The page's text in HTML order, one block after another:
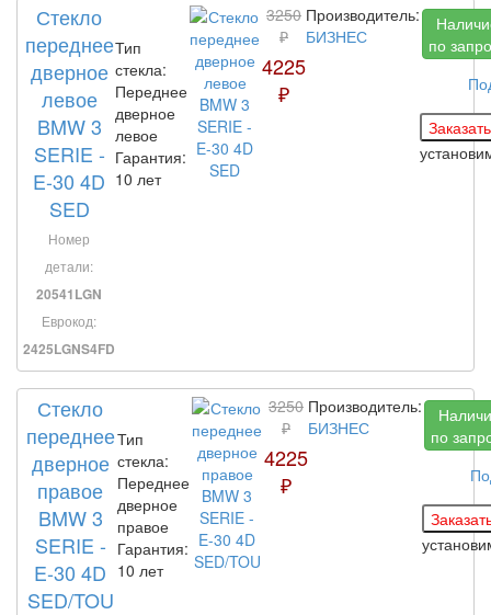
Стекло
переднее
дверное
левое
BMW 3
SERIE -
E-30 4D
SED
Номер
детали:
20541LGN
Еврокод:
2425LGNS4FD
Тип
стекла:
Переднее
дверное
левое
Гарантия:
10 лет
3250
₽
4225
₽
Производитель:
БИЗНЕС
по
Стекло
переднее
дверное
правое
BMW 3
SERIE -
E-30 4D
SED/TOU
Тип
стекла:
Переднее
дверное
правое
Гарантия:
10 лет
3250
₽
4225
₽
Производитель:
БИЗНЕС
по